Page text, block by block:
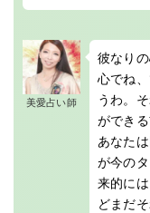
美愛占い師
彼なり
心でね
うわ。
ができ
あなた
が今の
来的に
どまだ